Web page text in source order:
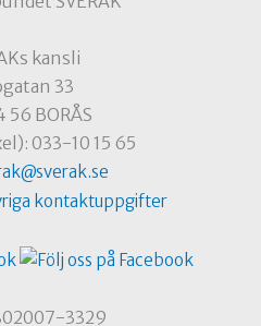
kansli
33
56 BORÅS
033-10 15 65
kontaktuppgifter
3329